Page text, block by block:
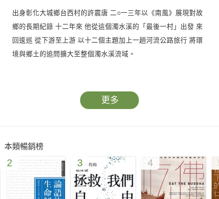
出身彰化大城鄉台西村的許震唐 二○一三年以《南風》展現對故
鄉的長期紀錄 十二年來 他從這個濁水溪的「最後一村」出發 來
回逡巡 從下游至上游 以十二個主題加上一趟河流公路旅行 將環
境與鄉土的追問擴大至整個濁水溪流域。
林、南投、嘉義 餵養人民不知凡幾 其多重支流更彷彿深入島嶼
核心血脈。這本攝影集不僅是許震唐在觀景窗凝視濁水溪的作品
許震唐記錄了出海口捕烏魚與鰻苗的人 和環境惡化下河口形成的
沙丘異世界；平原上如珍珠散落的西瓜、消逝的菸葉、潮溼的菇
寮；沿著山勢上行 筍人在天未亮的竹林搜尋冬筍 砂石車司機在
更多
本類暢銷榜
2 3 4